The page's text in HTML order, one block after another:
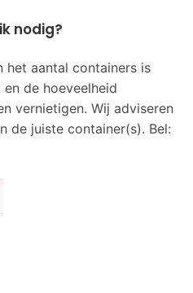
nodig?
het aantal containers is
de hoeveelheid
vernietigen. Wij adviseren
de juiste container(s). Bel: